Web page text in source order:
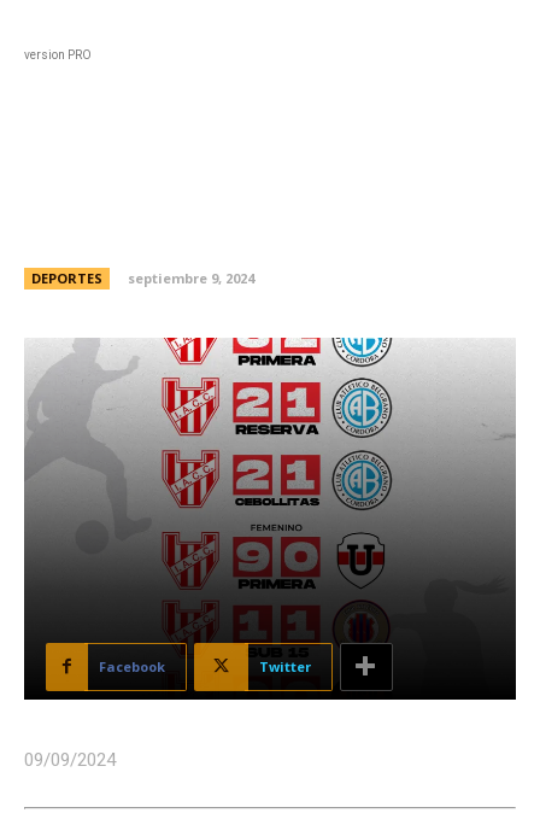
version PRO
DEPORTES septiembre 9, 2024
Facebook Twitter
09/09/2024